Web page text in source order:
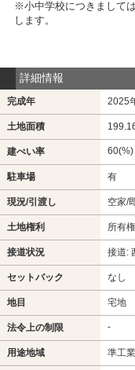
※小中学校につきまして
します。
詳細情報
完成年 2025
土地面積
建ぺい率 60(%)
駐車場 有
現況/引渡し 空家/
土地権利 所有権
接道状況 接道:
セットバック なし
地目 宅地
法令上の制限 -
用途地域 準工